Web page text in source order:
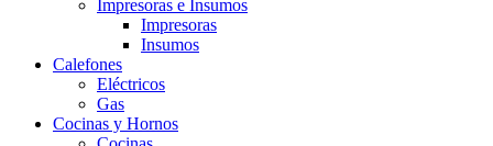
Impresoras e Insumos
Impresoras
Insumos
Calefones
Eléctricos
Gas
Cocinas y Hornos